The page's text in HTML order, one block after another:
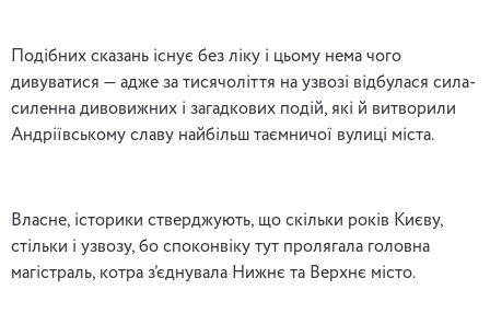
Подібних сказань існує без ліку і цьому нема чого
дивуватися — адже за тисячоліття на узвозі відбулася сила-
силенна дивовижних і загадкових подій, які й витворили
Андріївському славу найбільш таємничої вулиці міста.
Власне, історики стверджують, що скільки років Києву,
стільки і узвозу, бо споконвіку тут пролягала головна
магістраль, котра з’єднувала Нижнє та Верхнє місто.